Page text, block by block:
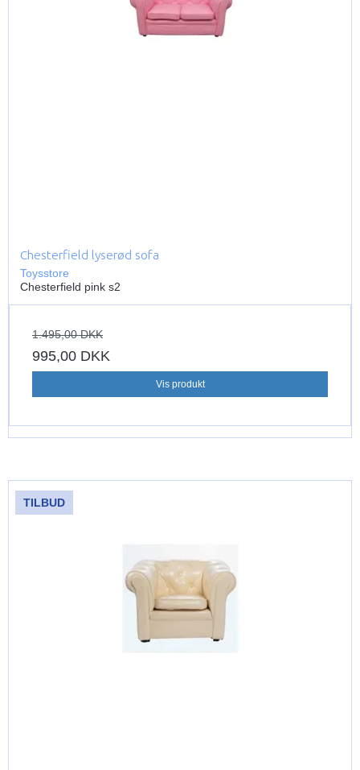
Chesterfield lyserød sofa
Toysstore
Chesterfield pink s2
1.495,00 DKK
995,00 DKK
Vis produkt
TILBUD